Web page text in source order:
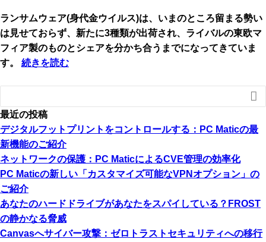
ランサムウェア(身代金ウイルス)は、いまのところ留まる勢い
は見せておらず、新たに3種類が出荷され、ライバルの東欧マ
フィア製のものとシェアを分かち合うまでになってきていま
す。 続きを読む

最近の投稿
デジタルフットプリントをコントロールする：PC Maticの最
新機能のご紹介
ネットワークの保護：PC MaticによるCVE管理の効率化
PC Maticの新しい「カスタマイズ可能なVPNオプション」の
ご紹介
あなたのハードドライブがあなたをスパイしている？FROST
の静かなる脅威
Canvasへサイバー攻撃：ゼロトラストセキュリティへの移行